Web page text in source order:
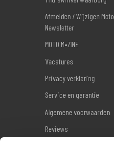
Afmelden / Wijzigen
Newsletter
MOTO M•ZINE
Vacatures
Privacy verklaring
Service en garantie
Algemene voorwaarden
Reviews